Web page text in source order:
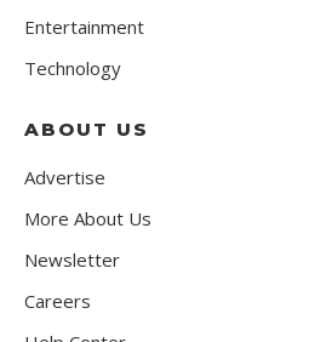
Entertainment
Technology
ABOUT US
Advertise
More About Us
Newsletter
Careers